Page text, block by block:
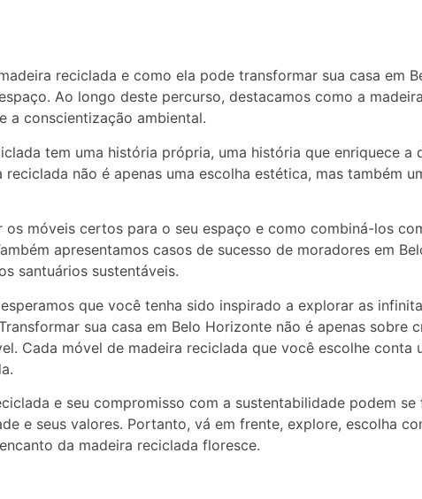
reciclada e como ela pode transformar sua casa em
Ao longo deste percurso, destacamos como a
a conscientização ambiental.
tem uma história própria, uma história que enriquece
não é apenas uma escolha estética, mas também
móveis certos para o seu espaço e como combiná-los
apresentamos casos de sucesso de moradores em
santuários sustentáveis.
que você tenha sido inspirado a explorar as
sua casa em Belo Horizonte não é apenas sobre
Cada móvel de madeira reciclada que você escolhe conta
e seu compromisso com a sustentabilidade podem
e seus valores. Portanto, vá em frente, explore, escolha
da madeira reciclada floresce.